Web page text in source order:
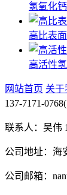
氢氧化
高比表
高活性
网站首页 关于
137-7171-0768
联系人：吴伟
公司地址：海
公司邮箱：